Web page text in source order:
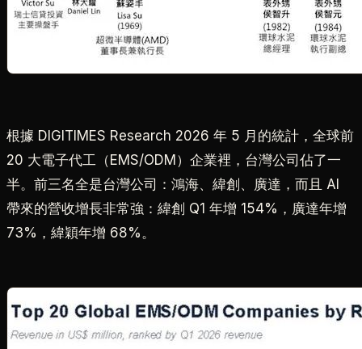
根據 DIGITIMES Research 2026 年 5 月的統計，全球前
20 大電子代工（EMS/ODM）企業裡，台灣公司佔了一
半。前三名全是台灣公司：鴻海、緯創、廣達，而且 AI
帶來的營收增長非常強：緯創 Q1 年增 154%，廣達年增
73%，緯穎年增 68%。